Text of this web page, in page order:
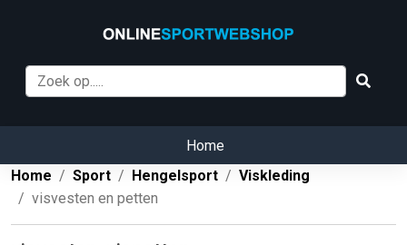
Home
Home
Sport Hengelsport
Viskleding
visvesten en petten